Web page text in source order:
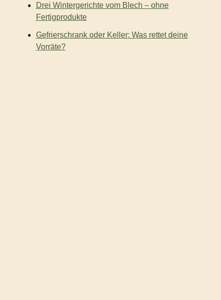
Drei Wintergerichte vom Blech – ohne
Fertigprodukte
Gefrierschrank oder Keller: Was rettet deine
Vorräte?